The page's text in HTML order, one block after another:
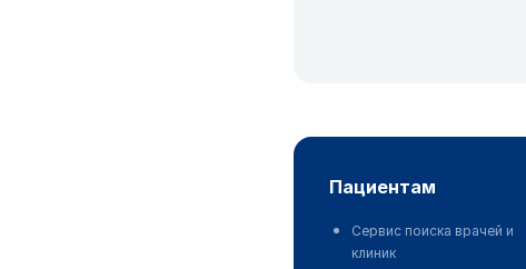
пациентам
Сервис поиска врачей и
клиник